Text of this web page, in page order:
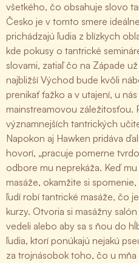
všetkého, čo obsahuje slovo
Česko je v tomto smere
prichádzajú ľudia z blízkych
kde pokusy o tantrické
slovami, zatiaľ čo na Západe
najbližší Východ bude kvôli
prenikať ťažko a v utajení, u
mainstreamovou záležitosťou.
významnejších tantrických
Napokon aj Hawken pridáva
hovorí, „pracuje pomerne
odbore mu neprekáža. Keď
masáže, okamžite si
ľudí robí tantrické masáže, čo
kurzy. Otvoria si masážny
vedeli alebo aby sa s ňou do
ľudia, ktorí ponúkajú nejakú
za trojnásobok toho, čo u mňa